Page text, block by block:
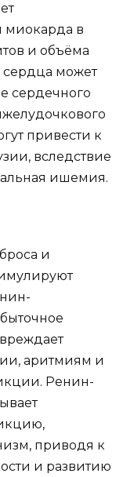
миокарда в
и объёма
сердца может
сердечного
привести к
вследствие
ишемия.
и
аритмиям и
Ренин-
приводя к
и развитию